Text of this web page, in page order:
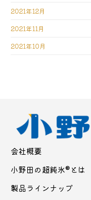
2021年12月
2021年11月
2021年10月
会社概要
小野田の超純氷®とは
製品ラインナップ